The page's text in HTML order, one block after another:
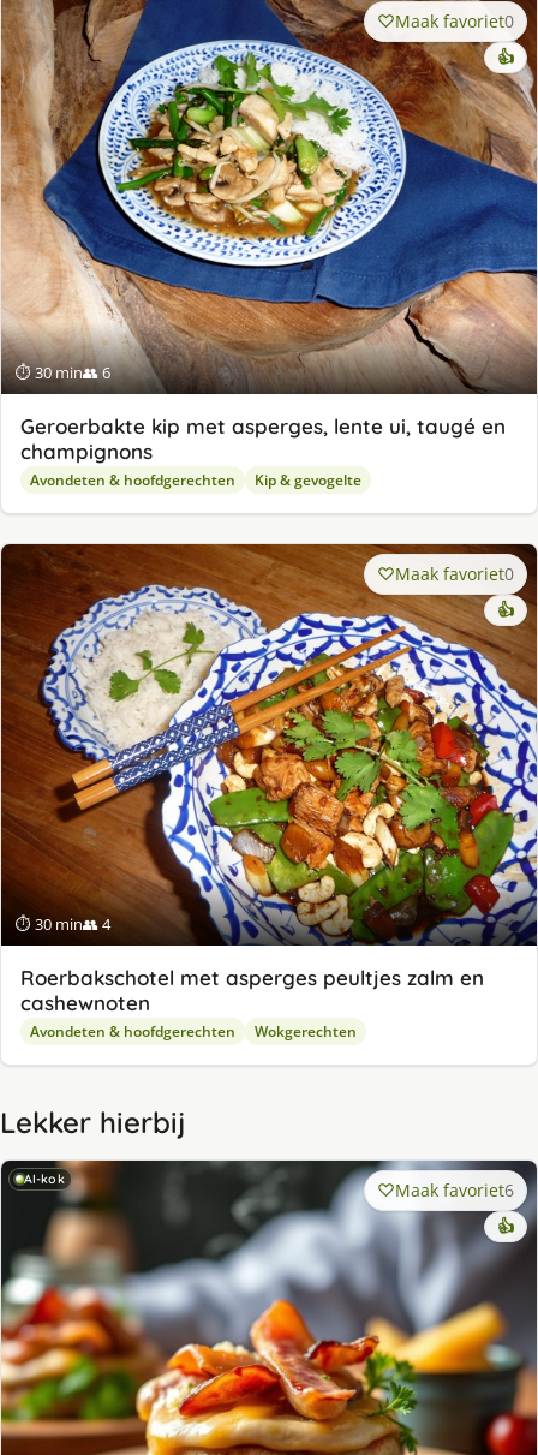
⏱ 30 min👥 6
Maak favoriet0
👍
Geroerbakte kip met asperges, lente ui, taugé en
champignons
Avondeten & hoofdgerechten Kip & gevogelte
⏱ 30 min👥 4
Maak favoriet0
👍
Roerbakschotel met asperges peultjes zalm en
cashewnoten
Avondeten & hoofdgerechten Wokgerechten
Lekker hierbij
AI-kok Maak favoriet6
👍